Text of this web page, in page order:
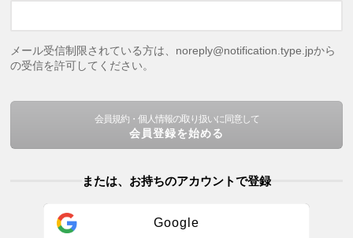
メール受信制限されている方は、noreply@notification.type.jpから
の受信を許可してください。
会員規約・個人情報の取り扱いに同意して
会員登録を始める
または、お持ちのアカウントで登録
Google